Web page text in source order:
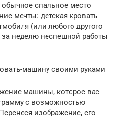
спальное место
мечты: детская кровать
(или любого другого
за неделю неспешной работы
машину своими руками
машины, которое вас
с возможностью
изображение, его